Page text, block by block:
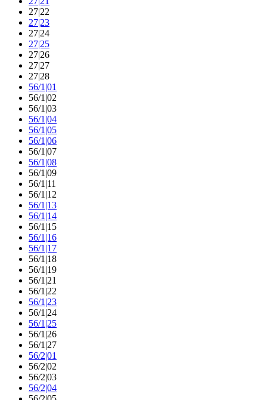
27|22
27|23
27|24
27|25
27|26
27|27
27|28
56/1|01
56/1|02
56/1|03
56/1|04
56/1|05
56/1|06
56/1|07
56/1|08
56/1|09
56/1|11
56/1|12
56/1|13
56/1|14
56/1|15
56/1|16
56/1|17
56/1|18
56/1|19
56/1|21
56/1|22
56/1|23
56/1|24
56/1|25
56/1|26
56/1|27
56/2|01
56/2|02
56/2|03
56/2|04